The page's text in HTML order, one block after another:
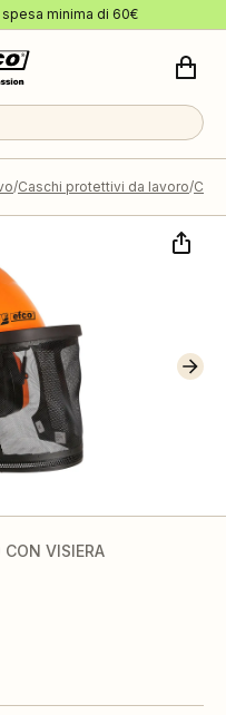
minima di 60€
Caschi protettivi da lavoro
CON VISIERA